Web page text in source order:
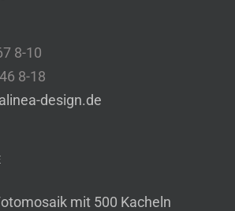
8-10
8-18
design.de
mit 500 Kacheln